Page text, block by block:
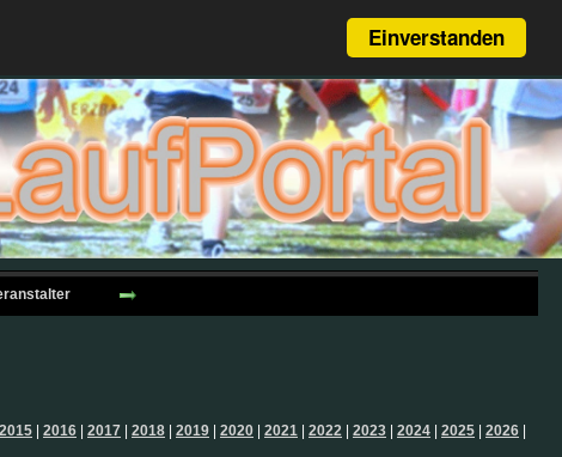
Einverstanden
2015 2016 2017 2018 2019 2020 2021 2022 2023 2024 2025 2026